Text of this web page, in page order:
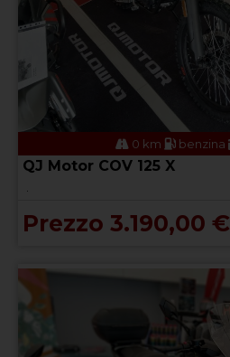
0 km benzina
QJ Motor COV 125 X
.
Prezzo 3.190,00 €